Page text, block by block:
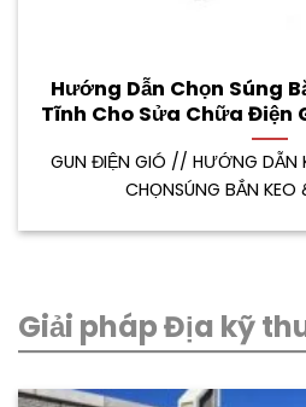
Hướng Dẫn Chọn Súng
Tĩnh Cho Sửa Chữa Điện
GUN ĐIỆN GIÓ // HƯỚNG DẪN
CHỌNSÚNG BẮN KEO
Giải pháp Địa kỹ